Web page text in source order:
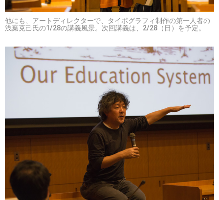
他にも、アートディレクターで、タイポグラフィ制作の第一人者の
浅葉克己氏の1/28の講義風景。次回講義は、2/28（日）を予定。